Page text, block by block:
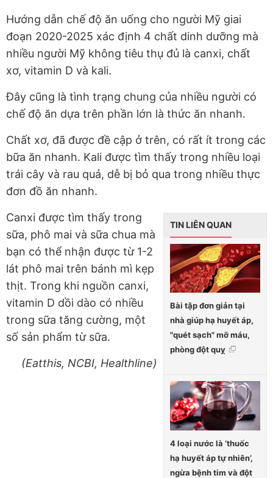
Hướng dẫn chế độ ăn uống cho người Mỹ giai
đoạn 2020-2025 xác định 4 chất dinh dưỡng mà
nhiều người Mỹ không tiêu thụ đủ là canxi, chất
xơ, vitamin D và kali.
Đây cũng là tình trạng chung của nhiều người có
chế độ ăn dựa trên phần lớn là thức ăn nhanh.
Chất xơ, đã được đề cập ở trên, có rất ít trong các
bữa ăn nhanh. Kali được tìm thấy trong nhiều loại
trái cây và rau quả, dễ bị bỏ qua trong nhiều thực
đơn đồ ăn nhanh.
TIN LIÊN QUAN
Bài tập đơn giản tại
nhà giúp hạ huyết áp,
"quét sạch" mỡ máu,
phòng đột quỵ
4 loại nước là ‘thuốc
hạ huyết áp tự nhiên’,
ngừa bệnh tim và đột
Canxi được tìm thấy trong
sữa, phô mai và sữa chua mà
bạn có thể nhận được từ 1-2
lát phô mai trên bánh mì kẹp
thịt. Trong khi nguồn canxi,
vitamin D dồi dào có nhiều
trong sữa tăng cường, một
số sản phẩm từ sữa.
(Eatthis, NCBI, Healthline)